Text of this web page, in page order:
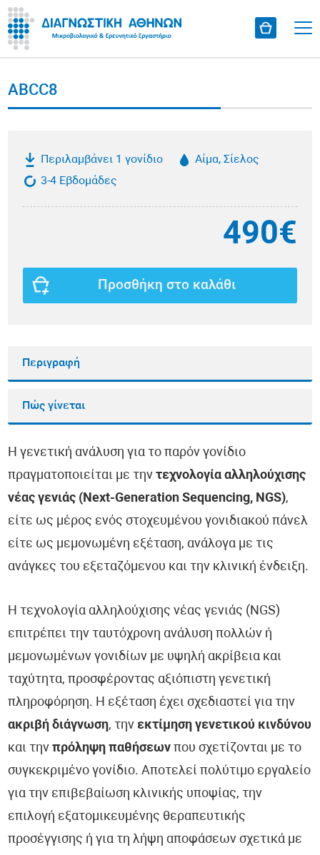
ABCC8
Περιλαμβάνει 1 γονίδιο
Αίμα, Σίελος
3-4 Εβδομάδες
490€
Προσθήκη στο καλάθι
Περιγραφή
Πώς γίνεται
Η γενετική ανάλυση για το παρόν γονίδιο
πραγματοποιείται με τηντεχνολογία αλληλούχισης
νέας γενιάς (Next-Generation Sequencing, NGS),
είτε ως μέρος ενός στοχευμένου γονιδιακού πάνελ
είτε ως μεμονωμένη εξέταση, ανάλογα με τις
ανάγκες του εξεταζόμενου και την κλινική ένδειξη.
Η τεχνολογία αλληλούχισης νέας γενιάς (NGS)
επιτρέπει την ταυτόχρονη ανάλυση πολλών ή
μεμονωμένων γονιδίων με υψηλή ακρίβεια και
ταχύτητα, προσφέροντας αξιόπιστη γενετική
πληροφόρηση. Η εξέταση έχει σχεδιαστεί για την
ακριβή διάγνωση, τηνεκτίμηση γενετικού κινδύνου
και τηνπρόληψη παθήσεων που σχετίζονται με το
συγκεκριμένο γονίδιο. Αποτελεί πολύτιμο εργαλείο
για την επιβεβαίωση κλινικής υποψίας, την
επιλογή εξατομικευμένης θεραπευτικής
προσέγγισης ή για τη λήψη αποφάσεων σχετικά με